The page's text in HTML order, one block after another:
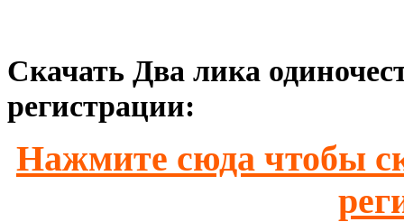
Скачать Два лика
регистрации:
Нажмите сюда чтобы